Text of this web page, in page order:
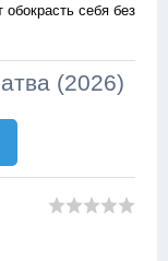
себя без
(2026)